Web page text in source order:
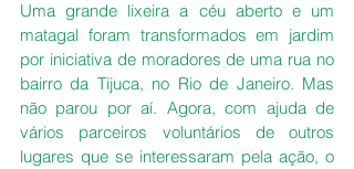
Uma grande lixeira a céu aberto e um
matagal foram transformados em jardim
por iniciativa de moradores de uma rua no
bairro da Tijuca, no Rio de Janeiro. Mas
não parou por aí. Agora, com ajuda de
vários parceiros voluntários de outros
lugares que se interessaram pela ação, o